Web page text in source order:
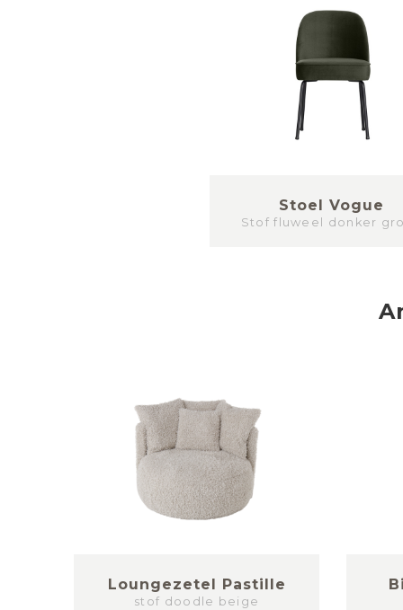
Stoel Vogue
Stof fluweel donker
Loungezetel Pastille
stof doodle beige